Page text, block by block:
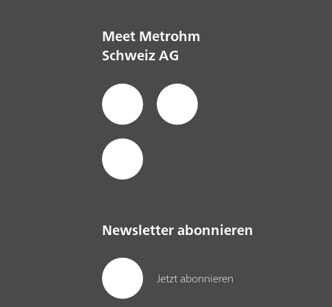
Meet Metrohm
Schweiz AG
Newsletter abonnieren
Jetzt abonnieren